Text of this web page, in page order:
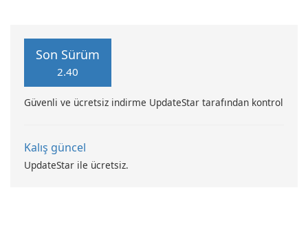
Son Sürüm
2.40
Güvenli ve ücretsiz indirme UpdateStar tarafından kontrol
Kalış güncel
UpdateStar ile ücretsiz.